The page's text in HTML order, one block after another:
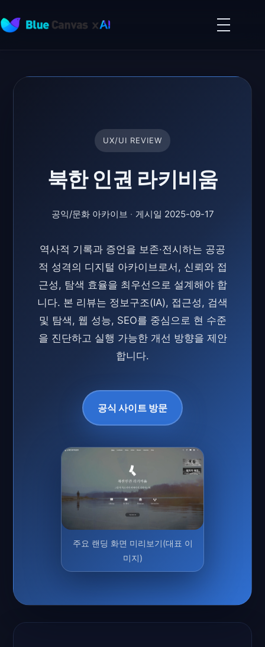
BLUECANVAS
메
뉴
UX/UI REVIEW
북한 인권 라키비움
공익/문화 아카이브 · 게시일 2025-09-17
역사적 기록과 증언을 보존·전시하는 공공
적 성격의 디지털 아카이브로서, 신뢰와 접
근성, 탐색 효율을 최우선으로 설계해야 합
니다. 본 리뷰는 정보구조(IA), 접근성 , 검색
및 탐색, 웹 성능, SEO를 중심으로 현 수준
을 진단하고 실행 가능한 개선 방향을 제안
합니다.
공식 사이트 방문
주요 랜딩 화면 미리보기(대표 이
미지)